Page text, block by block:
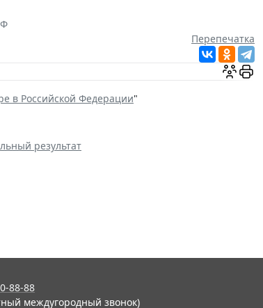
Перепечатка
в Российской Федерации"
результат
88-88
междугородный звонок)